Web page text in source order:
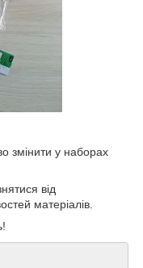
змінити у наборах
від
матеріалів.